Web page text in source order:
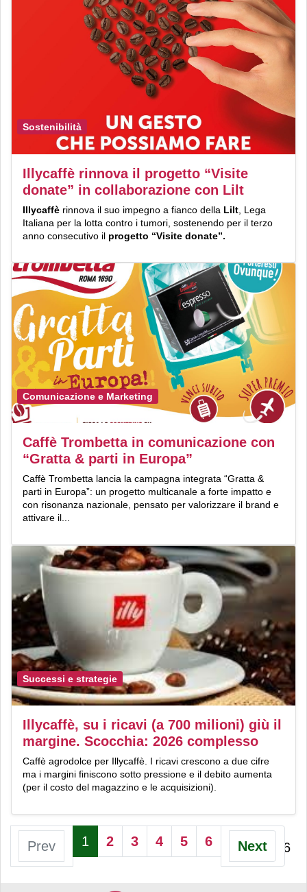
Sostenibilità
Illycaffè rinnova il progetto “Visite
donate” in collaborazione con Lilt
Illycaffè rinnova il suo impegno a fianco della Lilt , Lega
Italiana per la lotta contro i tumori, sostenendo per il terzo
anno consecutivo il progetto “Visite donate”.
Comunicazione e Marketing
Caffè Trombetta in comunicazione con
“Gratta & parti in Europa”
Caffè Trombetta lancia la campagna integrata “Gratta &
parti in Europa”: un progetto multicanale a forte impatto e
con risonanza nazionale, pensato per valorizzare il brand e
attivare il...
Successi e strategie
Illycaffè, su i ricavi (a 700 milioni) giù il
margine. Scocchia: 2026 complesso
Caffè agrodolce per Illycaffè. I ricavi crescono a due cifre
ma i margini finiscono sotto pressione e il debito aumenta
(per il costo del magazzino e le acquisizioni).
Pagina 1 di 6
Prev 1 2 3 4 5 6 Next